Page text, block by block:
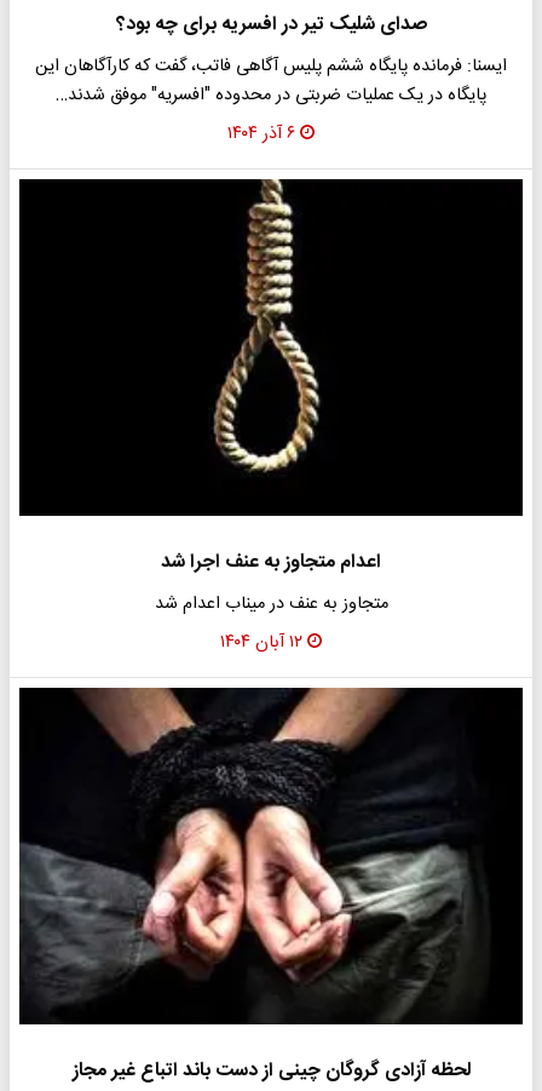
صدای شلیک تیر در افسریه برای چه بود؟
ایسنا: فرمانده پایگاه ششم پلیس آگاهی فاتب، گفت که کارآگاهان این
پایگاه در یک عملیات ضربتی در محدوده "افسریه" موفق شدند…
۶ آذر ۱۴۰۴
اعدام متجاوز به عنف اجرا شد
متجاوز به عنف در میناب اعدام شد
۱۲ آبان ۱۴۰۴
لحظه آزادی گروگان چینی از دست باند اتباع غیر مجاز